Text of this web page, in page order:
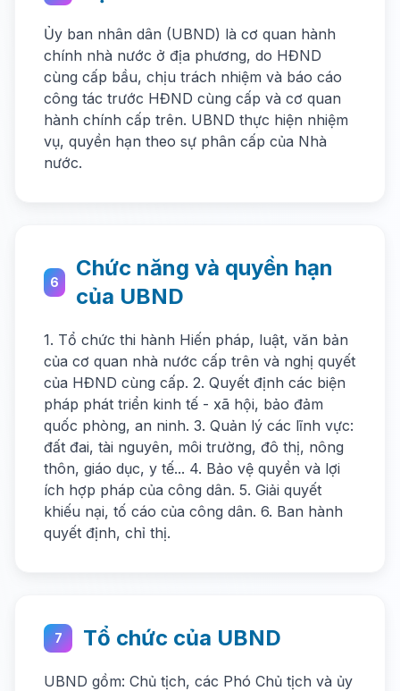
Ủy ban nhân dân (UBND) là cơ quan hành
chính nhà nước ở địa phương, do HĐND
cùng cấp bầu, chịu trách nhiệm và báo cáo
công tác trước HĐND cùng cấp và cơ quan
hành chính cấp trên. UBND thực hiện nhiệm
vụ, quyền hạn theo sự phân cấp của Nhà
nước.
6
Chức năng và quyền hạn
của UBND
1. Tổ chức thi hành Hiến pháp, luật, văn bản
của cơ quan nhà nước cấp trên và nghị quyết
của HĐND cùng cấp. 2. Quyết định các biện
pháp phát triển kinh tế - xã hội, bảo đảm
quốc phòng, an ninh. 3. Quản lý các lĩnh vực:
đất đai, tài nguyên, môi trường, đô thị, nông
thôn, giáo dục, y tế... 4. Bảo vệ quyền và lợi
ích hợp pháp của công dân. 5. Giải quyết
khiếu nại, tố cáo của công dân. 6. Ban hành
quyết định, chỉ thị.
7 Tổ chức của UBND
UBND gồm: Chủ tịch, các Phó Chủ tịch và ủy